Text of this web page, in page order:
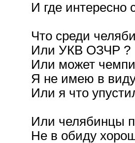
И где интересно
Что среди
Или УКВ ОЗЧР ?
Или может
Я не имею в
Или я что
Или челябинцы
Не в обиду